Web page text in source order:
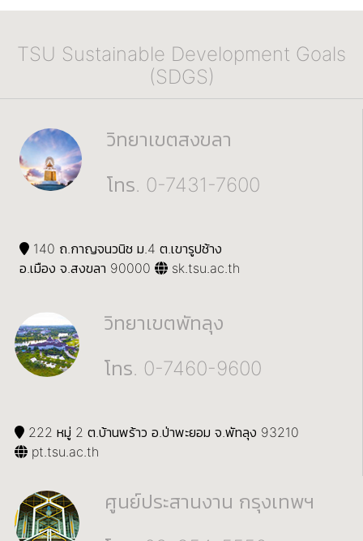
TSU Sustainable Development Goals
(SDGS)
วิทยาเขตสงขลา
โทร. 0-7431-7600
140 ถ.กาญจนวนิช ม.4 ต.เขารูปช้าง
อ.เมือง จ.สงขลา 90000
sk.tsu.ac.th
วิทยาเขตพัทลุง
โทร. 0-7460-9600
222 หมู่ 2 ต.บ้านพร้าว อ.ป่าพะยอม จ.พัทลุง 93210
pt.tsu.ac.th
ศูนย์ประสานงาน กรุงเทพฯ